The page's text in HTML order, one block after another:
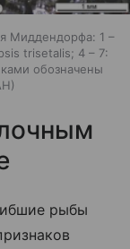
Миддендорфа: 1 –
trisetalis; 4 – 7:
обозначены
рыбы